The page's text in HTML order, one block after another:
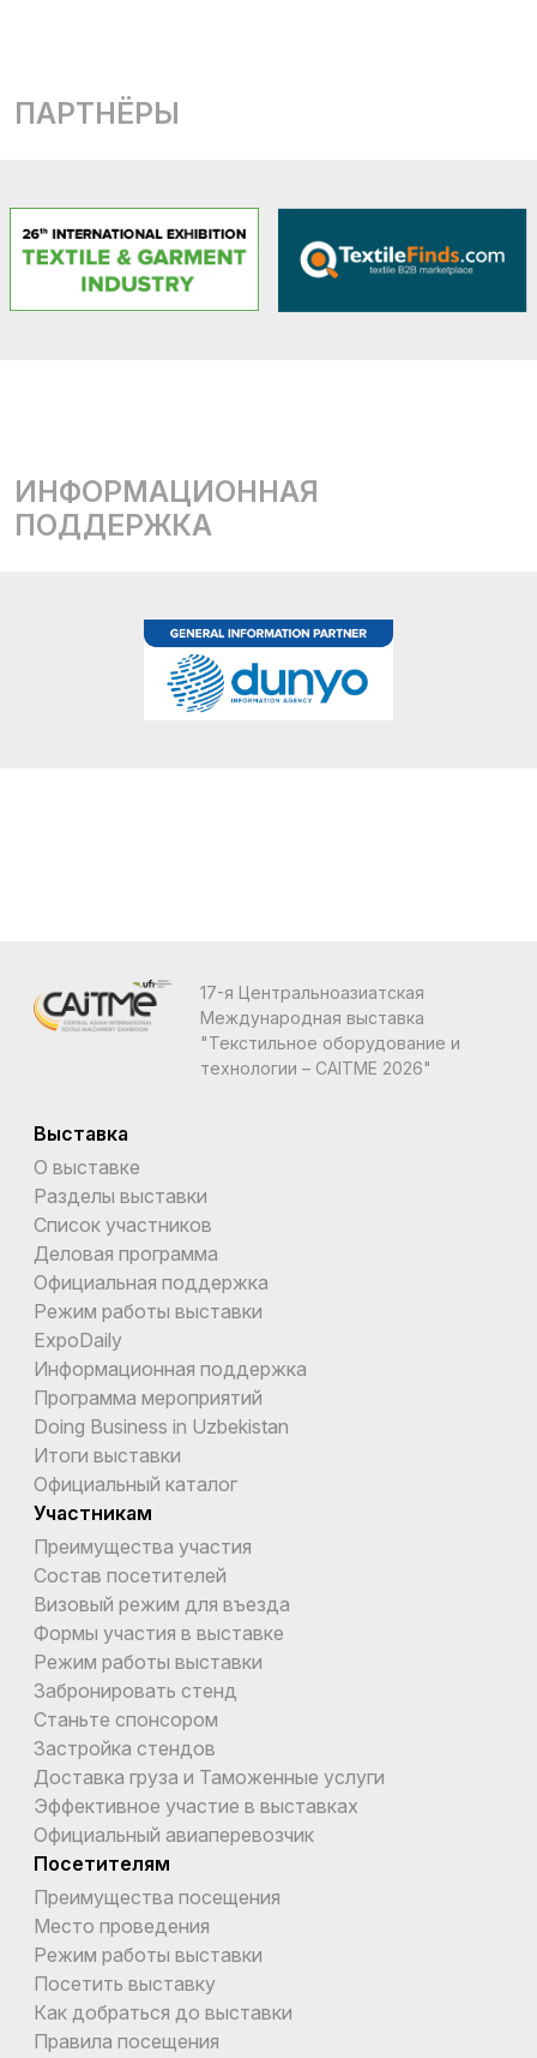
ПАРТНЁРЫ
ИНФОРМАЦИОННАЯ
ПОДДЕРЖКА
17-я Центральноазиатская
Международная выставка
"Текстильное оборудование и
технологии – CAITME 2026"
Выставка
О выставке
Разделы выставки
Список участников
Деловая программа
Официальная поддержка
Режим работы выставки
ExpoDaily
Информационная поддержка
Программа мероприятий
Doing Business in Uzbekistan
Итоги выставки
Официальный каталог
Участникам
Преимущества участия
Состав посетителей
Визовый режим для въезда
Формы участия в выставке
Режим работы выставки
Забронировать стенд
Станьте спонсором
Застройка стендов
Доставка груза и Таможенные услуги
Эффективное участие в выставках
Официальный авиаперевозчик
Посетителям
Преимущества посещения
Место проведения
Режим работы выставки
Посетить выставку
Как добраться до выставки
Правила посещения